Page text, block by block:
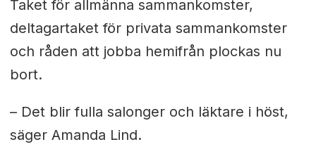
Taket för allmänna sammankomster,
deltagartaket för privata sammankomster
och råden att jobba hemifrån plockas nu
bort.
– Det blir fulla salonger och läktare i höst,
säger Amanda Lind.